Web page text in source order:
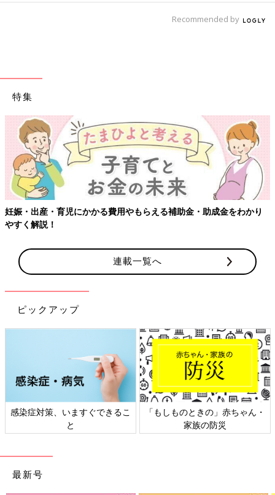
Recommended by
特集
妊娠・出産・育児にかかる費用やもらえる補助金・助成金をわかり
やすく解説！
連載一覧へ
ピックアップ
感染症対策、いますぐできるこ
と
「もしものときの」赤ちゃん・
家族の防災
最新号